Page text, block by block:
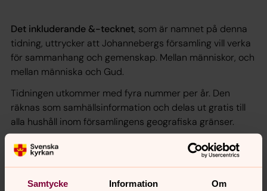
Samtycke Information Om
Det inkluderande &-tecknet, som är namnet på denna
tidning, uttrycker att Johannebergs församling vill verka
för sammanhang och gemenskap. Mellan människor, och
mellan människa och Gud.
Tidningen utkommer med fyra nummer per år. Den
räknas som samhällsinformation och delas ut gratis till
alla hushåll inom församlingens geografiska gränser.